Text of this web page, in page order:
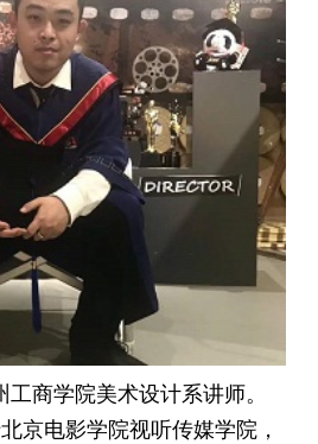
商学院美术设计系讲师。
京电影学院视听传媒学院，